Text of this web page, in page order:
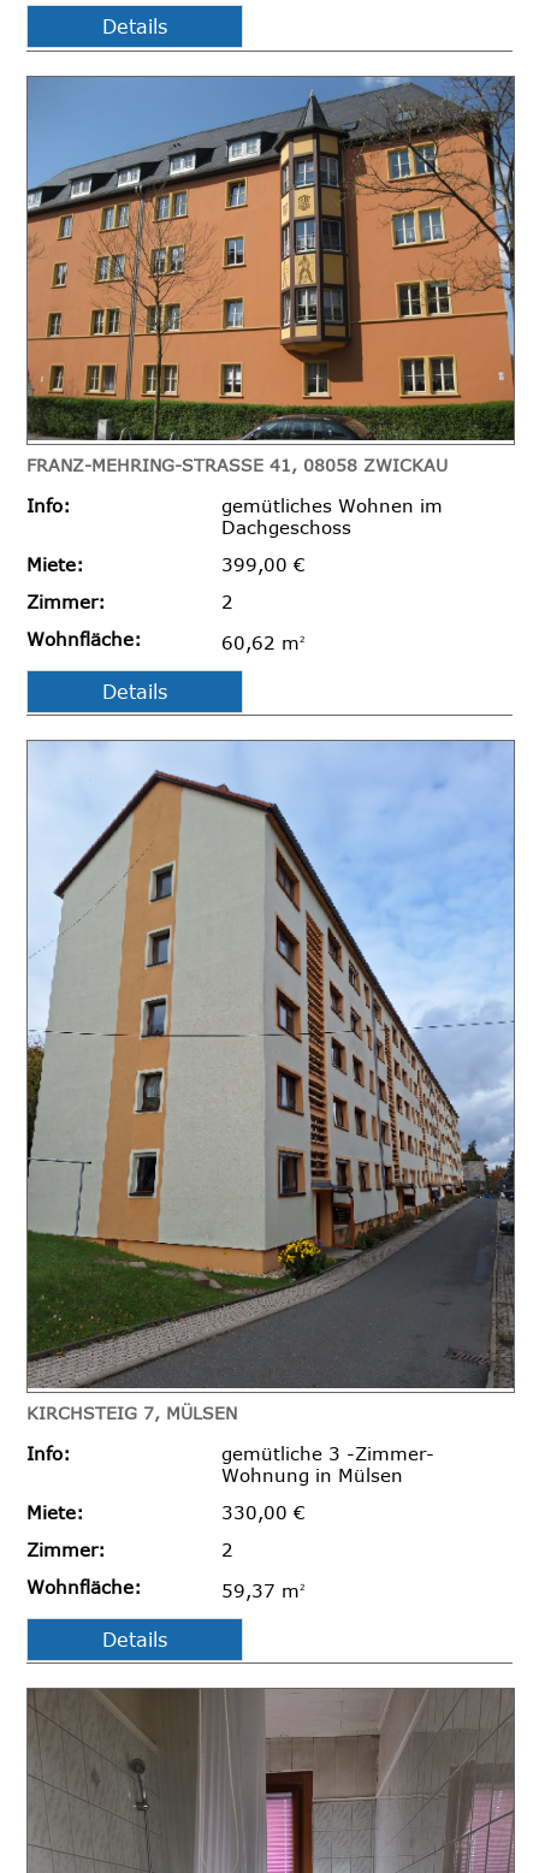
Details
FRANZ-MEHRING-STRASSE 41, 08058 ZWICKAU
Info:
gemütliches Wohnen im
Dachgeschoss
Miete:
399,00 €
Zimmer:
2
Wohnfläche:
60,62 m2
Details
KIRCHSTEIG 7, MÜLSEN
Info:
gemütliche 3 -Zimmer-
Wohnung in Mülsen
Miete:
330,00 €
Zimmer:
2
Wohnfläche:
59,37 m2
Details